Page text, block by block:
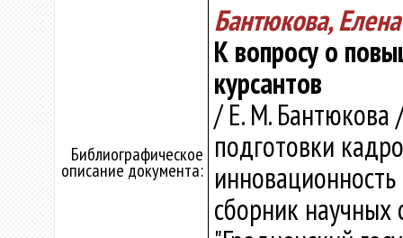
Библиографическое
описание документа:
Бантюкова,
К вопросу о
курсантов
/ Е. М. Бантюкова
подготовки
сборник научных